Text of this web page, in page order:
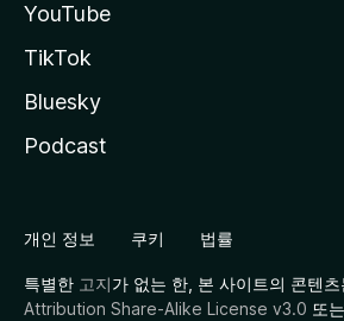
YouTube
TikTok
Bluesky
Podcast
개인 정보 쿠키 법률
특별한 고지가 없는 한, 본 사이트의 콘텐츠
Attribution Share-Alike License v3.0 또